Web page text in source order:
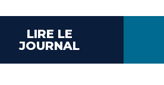
LIRE LE
JOURNAL